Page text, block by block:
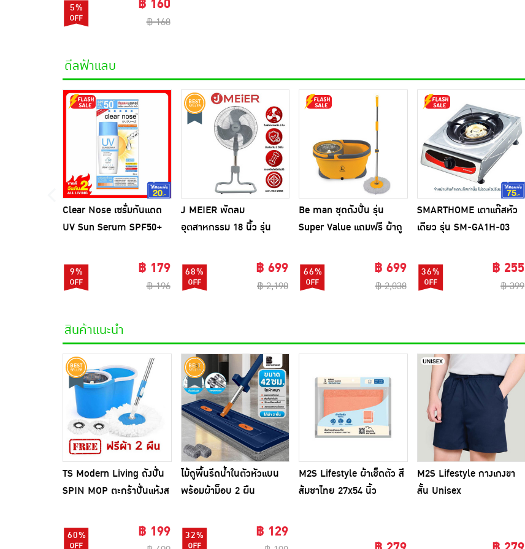
5% ฿ 160
฿ 168
ดีลฟ้าแลบ
Clear Nose เซรั่มกันแดด
UV Sun Serum SPF50+
9% ฿ 179
฿ 196
J MEIER พัดลม
อุตสาหกรรม 18 นิ้ว รุ่น
68% ฿ 699
฿ 2,190
Be man ชุดถังปั่น รุ่น
Super Value แถมฟรี ผ้าถู
66% ฿ 699
฿ 2,038
SMARTHOME เตาแก๊สหัว
เดียว รุ่น SM-GA1H-03
36% ฿ 255
฿ 399
สินค้าแนะนำ
TS Modern Living ถังปั่น
SPIN MOP ตะกร้าปั่นแห้งส
CLEANING0019
60% ฿ 199
ไม้ถูพื้นรีดน้ำในตัวหัวแบน
พร้อมผ้าม็อบ 2 ผืน
32% ฿ 129
M2S Lifestyle ผ้าเช็ดตัว สี
ส้มชาไทย 27x54 นิ้ว
M2S Lifestyle กางเกงขา
สั้น Unisex